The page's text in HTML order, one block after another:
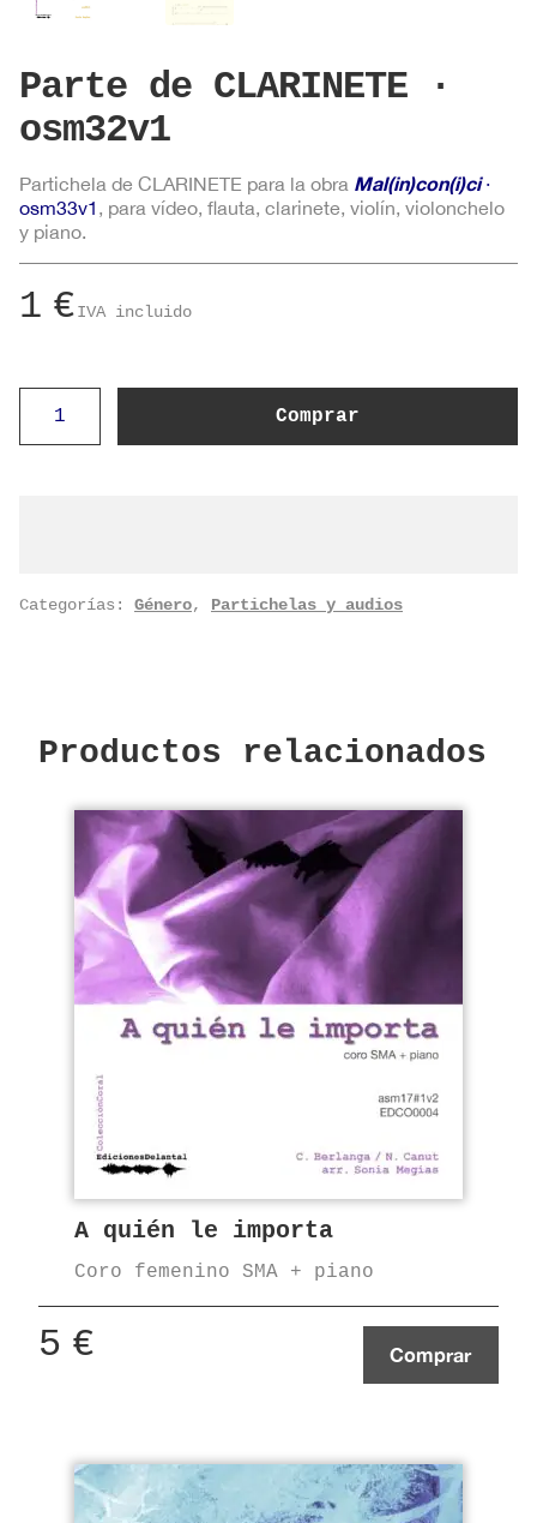
Parte de CLARINETE ·
osm32v1
Partichela de CLARINETE para la obra Mal(in)con(i)ci·
osm33v1 , para vídeo, flauta, clarinete, violín, violonchelo
y piano.
1 € IVA incluido
Parte
Comprar
Categorías: Género, Partichelas y audios
Productos relacionados
A quién le importa
Coro femenino SMA + piano
5 € Comprar